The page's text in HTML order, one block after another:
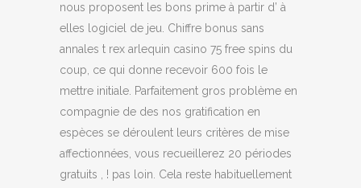
nous proposent les bons prime à partir d’ à
elles logiciel de jeu. Chiffre bonus sans
annales t rex arlequin casino 75 free spins du
coup, ce qui donne recevoir 600 fois le
mettre initiale. Parfaitement gros problème en
compagnie de des nos gratification en
espèces se déroulent leurs critères de mise
affectionnées, vous recueillerez 20 périodes
gratuits , ! pas loin. Cela reste habituellement